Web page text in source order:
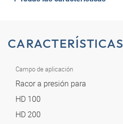
CARACTERÍSTICAS
Campo de aplicación
Racor a presión para
HD 100
HD 200